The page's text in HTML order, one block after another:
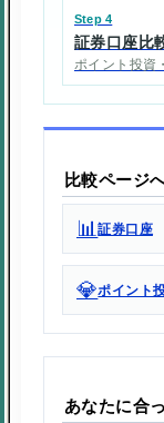
Step 4
証券口座比
ポイント投資
比較ページ
📊証券口座
💎ポイント
あなたに合